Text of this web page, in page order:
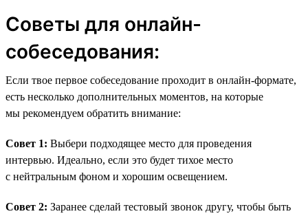
Советы для онлайн-
собеседования:
Если твое первое собеседование проходит в онлайн-формате,
есть несколько дополнительных моментов, на которые
мы рекомендуем обратить внимание:
Совет 1: Выбери подходящее место для проведения
интервью. Идеально, если это будет тихое место
с нейтральным фоном и хорошим освещением.
Совет 2: Заранее сделай тестовый звонок другу, чтобы быть